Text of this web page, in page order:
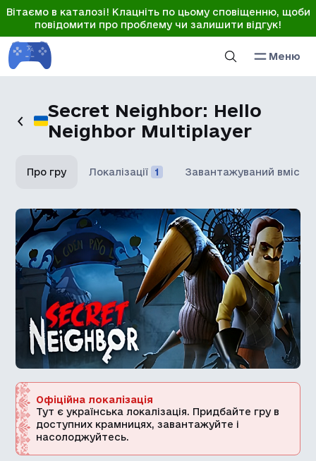
Вітаємо в каталозі! Клацніть по цьому сповіщенню, щоби
повідомити про проблему чи залишити відгук!
Меню
Secret Neighbor: Hello
Neighbor Multiplayer
Про гру Локалізації 1 Завантажуваний вміст
Офіційна локалізація
Тут є українська локалізація. Придбайте гру в
доступних крамницях, завантажуйте і
насолоджуйтесь.